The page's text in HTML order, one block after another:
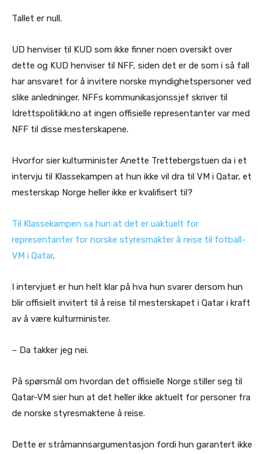
Tallet er null.
UD henviser til KUD som ikke finner noen oversikt over
dette og KUD henviser til NFF, siden det er de som i så fall
har ansvaret for å invitere norske myndighetspersoner ved
slike anledninger. NFFs kommunikasjonssjef skriver til
Idrettspolitikk.no at ingen offisielle representanter var med
NFF til disse mesterskapene.
Hvorfor sier kulturminister Anette Trettebergstuen da i et
intervju til Klassekampen at hun ikke vil dra til VM i Qatar, et
mesterskap Norge heller ikke er kvalifisert til?
Til Klassekampen sa hun at det er uaktuelt for
representanter for norske styresmakter å reise til fotball-
VM i Qatar.
I intervjuet er hun helt klar på hva hun svarer dersom hun
blir offisielt invitert til å reise til mesterskapet i Qatar i kraft
av å være kulturminister.
– Da takker jeg nei.
På spørsmål om hvordan det offisielle Norge stiller seg til
Qatar-VM sier hun at det heller ikke aktuelt for personer fra
de norske styresmaktene å reise.
Dette er stråmannsargumentasjon fordi hun garantert ikke